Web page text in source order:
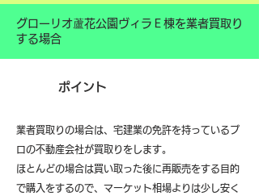
グローリオ蘆花公園ヴィラＥ棟を業者買取り
する場合
ポイント
業者買取りの場合は、宅建業の免許を持っているプ
ロの不動産会社が買取りをします。
ほとんどの場合は買い取った後に再販売をする目的
で購入をするので、マーケット相場よりは少し安く